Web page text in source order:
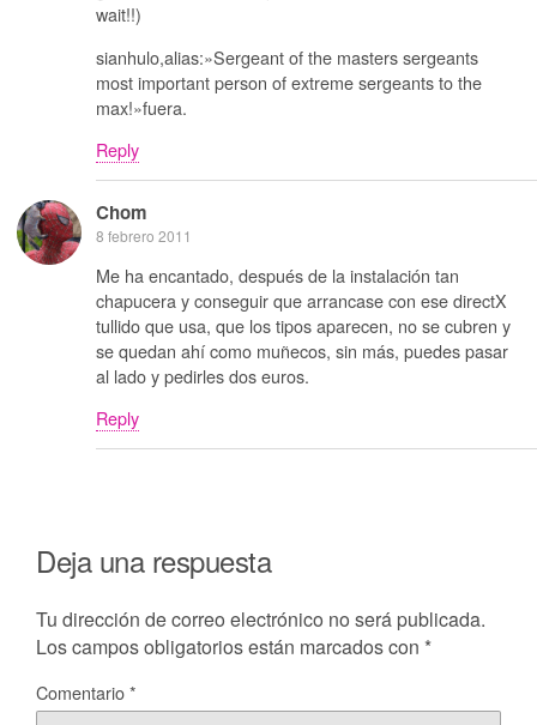
wait!!)
sianhulo,alias:»Sergeant of the masters sergeants
most important person of extreme sergeants to the
max!»fuera.
Reply
Chom
8 febrero 2011
Me ha encantado, después de la instalación tan
chapucera y conseguir que arrancase con ese directX
tullido que usa, que los tipos aparecen, no se cubren y
se quedan ahí como muñecos, sin más, puedes pasar
al lado y pedirles dos euros.
Reply
Deja una respuesta
Tu dirección de correo electrónico no será publicada.
Los campos obligatorios están marcados con *
Comentario*